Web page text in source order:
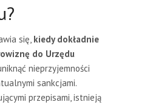
się, kiedy dokładnie
do Urzędu
nieprzyjemności
sankcjami.
przepisami, istnieją